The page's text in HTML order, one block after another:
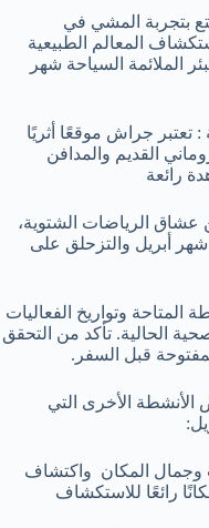
بتجربة المشي في
المعالم الطبيعية
الملائمة السياحة شهر
تعتبر جراش موقعًا أثريًا
القديم والمدافن
رائعة
عشاق الرياضات الشتوية،
أبريل والتزحلق على
المتاحة وتواريخ الفعاليات
الحالية. تأكد من التحقق
قبل السفر.
الأنشطة الأخرى التي
وجمال المكان واكتشاف
رائعًا للاستكشاف